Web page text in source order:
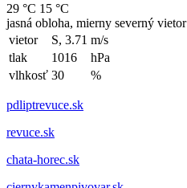
29 °C 15 °C
jasná obloha, mierny severný vietor
vietor
S, 3.71 m/s
tlak
1016
hPa
vlhkosť 30 %
pdliptrevuce.sk
revuce.sk
chata-horec.sk